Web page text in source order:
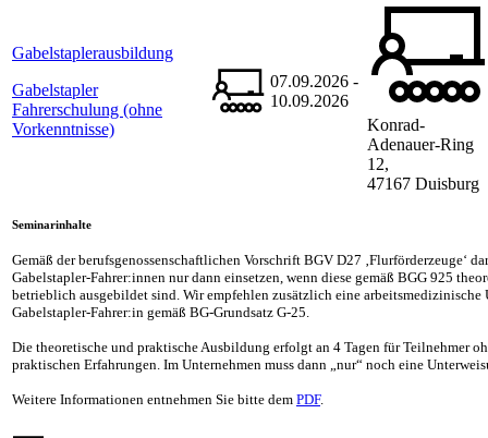
Gabelstaplerausbildung
Gabelstapler
Fahrerschulung (ohne
Vorkenntnisse)
07.09.2026 -
10.09.2026
Konrad-
Adenauer-Ring
12,
47167 Duisburg
Seminarinhalte
Gemäß der berufsgenossenschaftlichen Vorschrift BGV D27 ‚Flurförderzeuge‘
Gabelstapler-Fahrer:innen nur dann einsetzen, wenn diese gemäß BGG 925
betrieblich ausgebildet sind. Wir empfehlen zusätzlich eine arbeitsmedizinische
Gabelstapler-Fahrer:in gemäß BG-Grundsatz G-25.
Die theoretische und praktische Ausbildung erfolgt an 4 Tagen für Teilnehmer
praktischen Erfahrungen. Im Unternehmen muss dann „nur“ noch eine
Weitere Informationen entnehmen Sie bitte dem PDF.